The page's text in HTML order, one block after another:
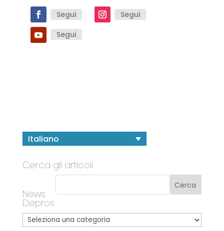
Segui Segui
Segui
Italiano
Cerca gli articoli
News
Depros